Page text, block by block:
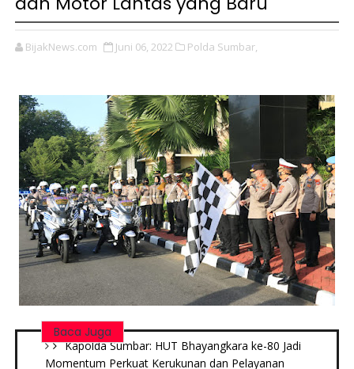
BijakNews.com Juni 06, 2022 Polda Sumbar,
Baca Juga
Kapolda Sumbar: HUT Bhayangkara ke-80 Jadi
Momentum Perkuat Kerukunan dan Pelayanan